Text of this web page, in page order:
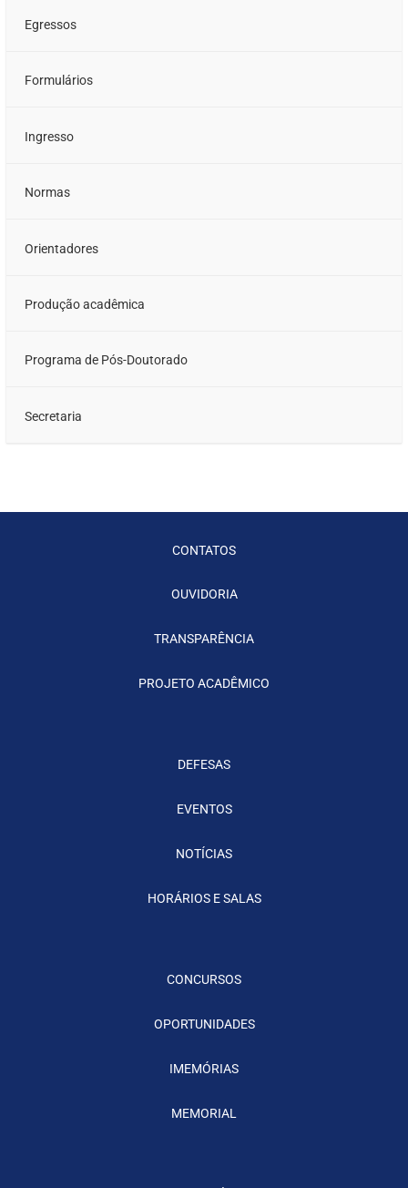
Egressos
Formulários
Ingresso
Normas
Orientadores
Produção acadêmica
Programa de Pós-Doutorado
Secretaria
CONTATOS
OUVIDORIA
TRANSPARÊNCIA
PROJETO ACADÊMICO
DEFESAS
EVENTOS
NOTÍCIAS
HORÁRIOS E SALAS
CONCURSOS
OPORTUNIDADES
IMEMÓRIAS
MEMORIAL